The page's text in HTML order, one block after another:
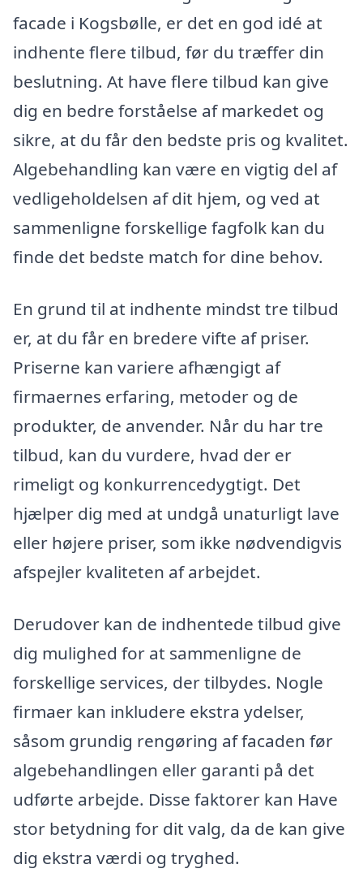
facade i Kogsbølle, er det en god idé at
indhente flere tilbud, før du træffer din
beslutning. At have flere tilbud kan give
dig en bedre forståelse af markedet og
sikre, at du får den bedste pris og kvalitet.
Algebehandling kan være en vigtig del af
vedligeholdelsen af dit hjem, og ved at
sammenligne forskellige fagfolk kan du
finde det bedste match for dine behov.
En grund til at indhente mindst tre tilbud
er, at du får en bredere vifte af priser.
Priserne kan variere afhængigt af
firmaernes erfaring, metoder og de
produkter, de anvender. Når du har tre
tilbud, kan du vurdere, hvad der er
rimeligt og konkurrencedygtigt. Det
hjælper dig med at undgå unaturligt lave
eller højere priser, som ikke nødvendigvis
afspejler kvaliteten af arbejdet.
Derudover kan de indhentede tilbud give
dig mulighed for at sammenligne de
forskellige services, der tilbydes. Nogle
firmaer kan inkludere ekstra ydelser,
såsom grundig rengøring af facaden før
algebehandlingen eller garanti på det
udførte arbejde. Disse faktorer kan Have
stor betydning for dit valg, da de kan give
dig ekstra værdi og tryghed.